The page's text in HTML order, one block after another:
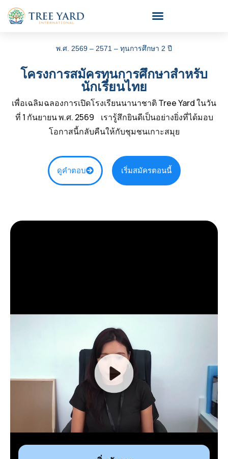
พ.ศ. 2569 – 2571 – ทุนการศึกษา 2 ปี
โครงการสมัครทุนการศึกษาสำหรับ
นักเรียนไทย
เพื่อเฉลิมฉลองการเปิดโรงเรียนนานาชาติ Tree Yard ในวัน
ที่ 1 กันยายน พ.ศ. 2569 เรารู้สึกยินดีเป็นอย่างยิ่งที่ได้มอบ
โอกาสนี้กลับคืนให้กับชุมชนเกาะสมุย
ดูคำตอบ เริ่มสมัครตอนนี้